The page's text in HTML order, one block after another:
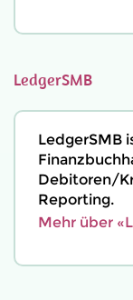
LedgerSMB
LedgerSMB
Debitoren/
Reporting.
Mehr über